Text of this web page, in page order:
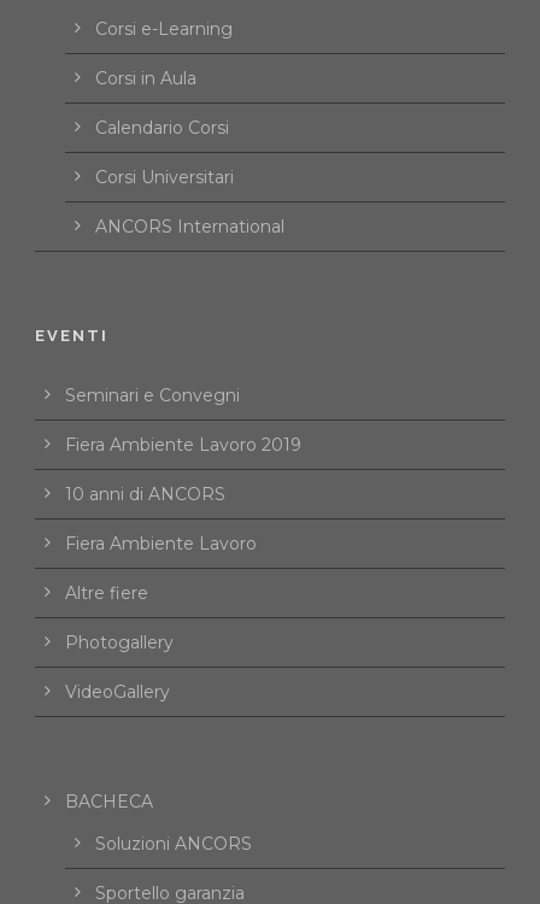
Corsi e-Learning
Corsi in Aula
Calendario Corsi
Corsi Universitari
ANCORS International
EVENTI
Seminari e Convegni
Fiera Ambiente Lavoro 2019
10 anni di ANCORS
Fiera Ambiente Lavoro
Altre fiere
Photogallery
VideoGallery
BACHECA
Soluzioni ANCORS
Sportello garanzia